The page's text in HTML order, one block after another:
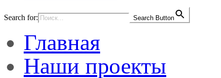
Search for: Search Button
Главная
Наши проекты